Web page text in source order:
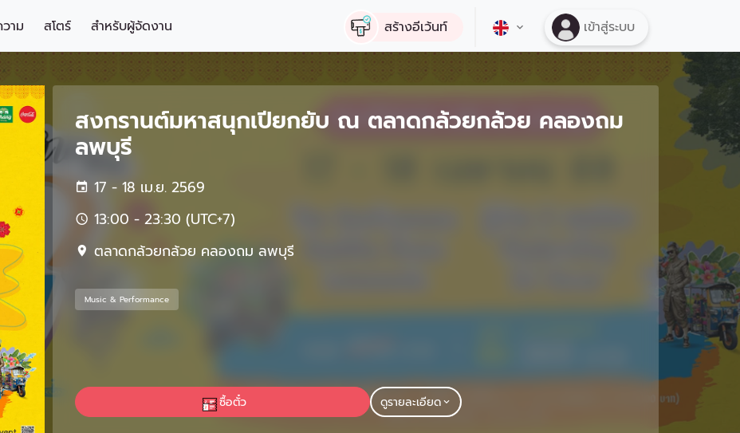
าม สโตร์ สำหรับผู้จัดงาน สร้างอีเว้นท์ เข้าสู่ระบบ
สงกรานต์มหาสนุกเปียกยับ ณ ตลาดกล้วยกล้วย คลองถม
ลพบุรี
17 - 18 เม.ย. 2569
13:00 - 23:30 (UTC+7)
ตลาดกล้วยกล้วย คลองถม ลพบุรี
Music & Performance
ซื้อตั๋ว ดูรายละเอียด